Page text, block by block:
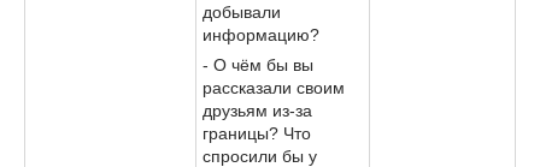
добывали
информацию?
- О чём бы вы
рассказали своим
друзьям из-за
границы? Что
спросили бы у